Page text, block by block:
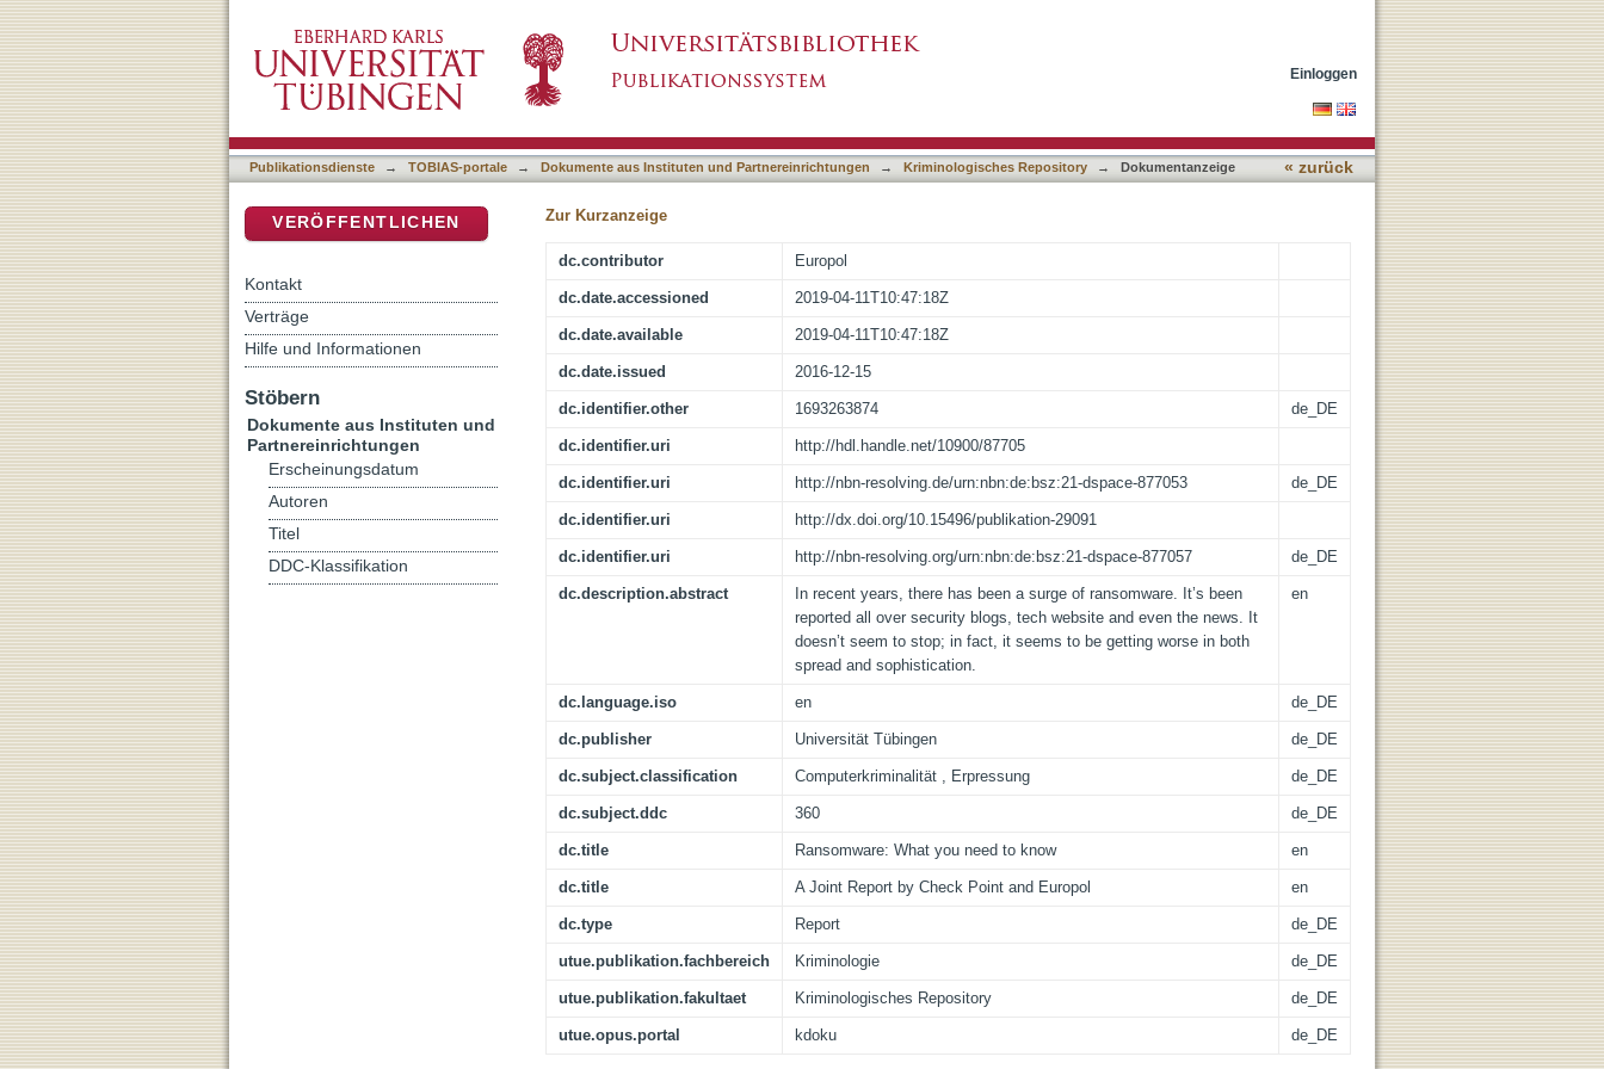
Einloggen
Publikationsdienste → TOBIAS-portale → Dokumente aus Instituten und Partnereinrichtungen → Kriminologisches Repository → Dokumentanzeige « zurück
Zur Kurzanzeige
dc.contributor Europol
dc.date.accessioned 2019-04-11T10:47:18Z
dc.date.available 2019-04-11T10:47:18Z
dc.date.issued 2016-12-15
dc.identifier.other 1693263874 de_DE
dc.identifier.uri http://hdl.handle.net/10900/87705
dc.identifier.uri http://nbn-resolving.de/urn:nbn:de:bsz:21-dspace-877053 de_DE
dc.identifier.uri http://dx.doi.org/10.15496/publikation-29091
dc.identifier.uri http://nbn-resolving.org/urn:nbn:de:bsz:21-dspace-877057 de_DE
dc.description.abstract
In recent years, there has been a surge of ransomware. It’s been
reported all over security blogs, tech website and even the news. It
doesn’t seem to stop; in fact, it seems to be getting worse in both
spread and sophistication.
en
dc.language.iso en de_DE
dc.publisher Universität Tübingen de_DE
dc.subject.classification Computerkriminalität , Erpressung de_DE
dc.subject.ddc 360 de_DE
dc.title Ransomware: What you need to know en
dc.title A Joint Report by Check Point and Europol en
dc.type Report de_DE
utue.publikation.fachbereich Kriminologie de_DE
utue.publikation.fakultaet Kriminologisches Repository de_DE
utue.opus.portal kdoku de_DE
VERÖFFENTLICHEN
Kontakt
Verträge
Hilfe und Informationen
Stöbern
Dokumente aus Instituten und
Partnereinrichtungen
Erscheinungsdatum
Autoren
Titel
DDC-Klassifikation